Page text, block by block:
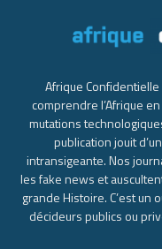
Afrique
comprendre l’Afrique
mutations
publication jouit
intransigeante. Nos
les fake news et
grande Histoire. C’est un
décideurs publics ou